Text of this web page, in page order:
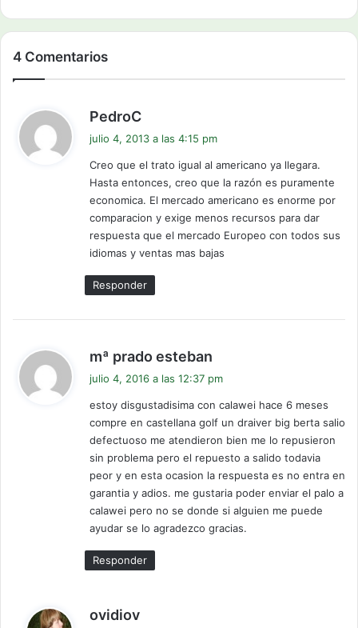
4 Comentarios
PedroC
i
e
:
julio 4, 2013 a las 4:15 pm
Creo que el trato igual al americano ya llegara.
Hasta entonces, creo que la razón es puramente
economica. El mercado americano es enorme por
comparacion y exige menos recursos para dar
respuesta que el mercado Europeo con todos sus
idiomas y ventas mas bajas
Responder
mª prado esteban
e
:
julio 4, 2016 a las 12:37 pm
estoy disgustadisima con calawei hace 6 meses
compre en castellana golf un draiver big berta salio
defectuoso me atendieron bien me lo repusieron
sin problema pero el repuesto a salido todavia
peor y en esta ocasion la respuesta es no entra en
garantia y adios. me gustaria poder enviar el palo a
calawei pero no se donde si alguien me puede
ayudar se lo agradezco gracias.
Responder
ovidiov